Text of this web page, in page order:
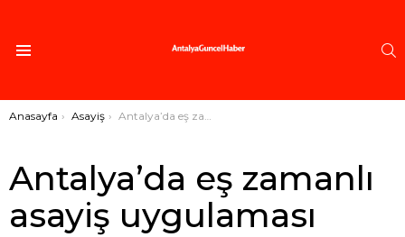
Buradasınız:
Anasayfa Asayiş Antalya’da eş zamanlı asayiş uygulaması
Antalya’da eş zamanlı
asayiş uygulaması